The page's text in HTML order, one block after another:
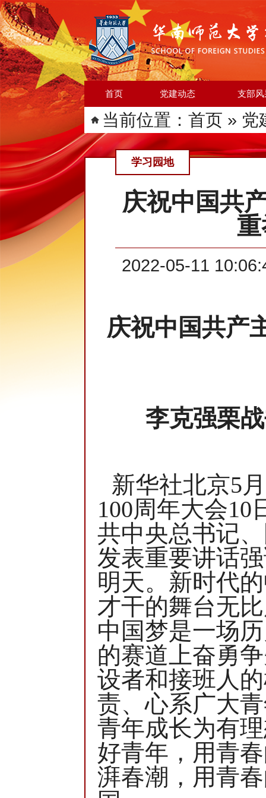
首页 党建动态 支部风
当前位置： 首页 » 党
学习园地
庆祝中国共
2022-05-11
庆祝中国共产
李克强栗
新华社北京5
100周年大会
共中央总书记
发表重要讲话
明天。新时代
才干的舞台无
中国梦是一场
的赛道上奋勇
设者和接班人
责、心系广大
青年成长为有
好青年，用青
湃春潮，用青